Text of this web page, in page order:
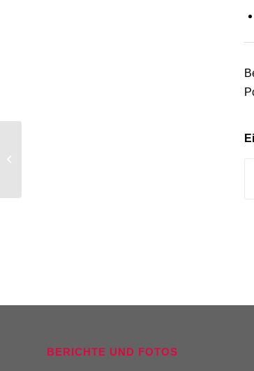
BERICHTE UND FOTOS